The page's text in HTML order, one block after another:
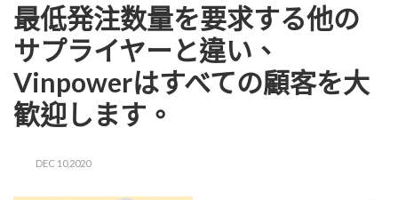
最低発注数量を要求する他の
サプライヤーと違い、
Vinpowerはすべての顧客を大
歓迎します。
DEC 10,2020